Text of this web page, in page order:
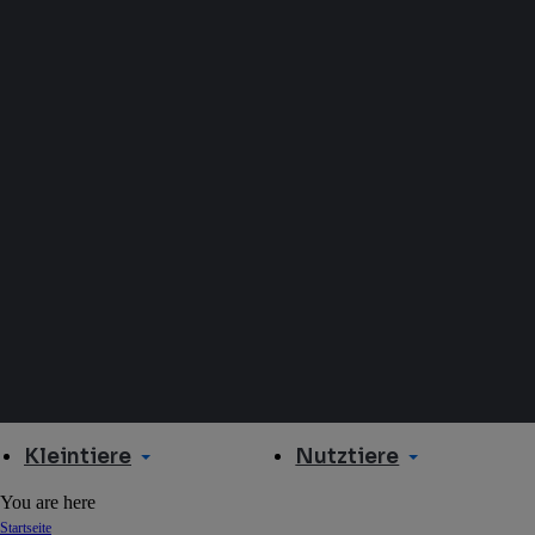
Kleintiere Nutztiere
You are here
Startseite